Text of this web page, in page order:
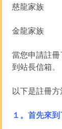
慈龍家族
金龍家族
當您申請註
到站長信箱。
以下是註冊方
１。首先來